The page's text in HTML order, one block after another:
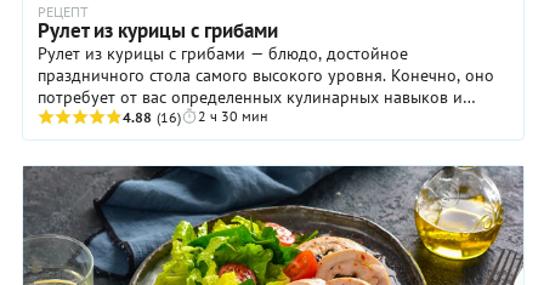
РЕЦЕПТ
Рулет из курицы с грибами
Рулет из курицы с грибами — блюдо, достойное
праздничного стола самого высокого уровня. Конечно, оно
потребует от вас определенных кулинарных навыков и
концентрации внимания (особенно для удаления ...
4.88 (16) 2 ч 30 мин